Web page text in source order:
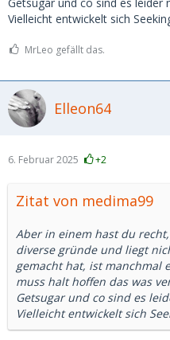
Vielleicht entwickelt sich
MrLeo gefällt das.
Elleon64
6. Februar 2025 +2
Zitat von medima99
Aber in einem hast du
diverse gründe und liegt
gemacht hat, ist manchmal
muss halt hoffen das was
Getsugar und co sind es
Vielleicht entwickelt sich